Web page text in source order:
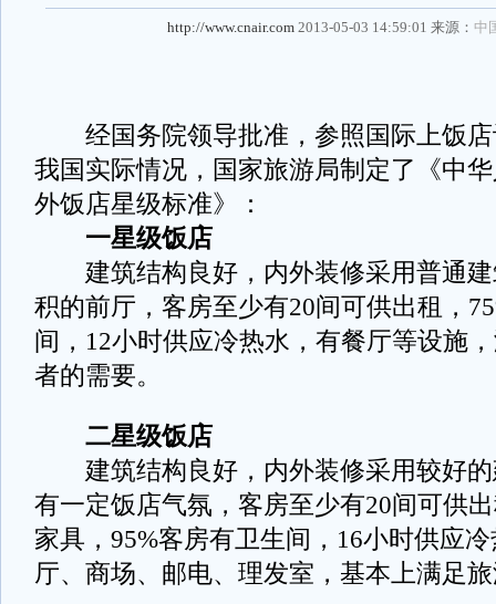
http://www.cnair.com 2013-05-03 14:59:01 来源： 中
经国务院领导批准，参照国际上饭店
我国实际情况，国家旅游局制定了《中
外饭店星级标准》：
一星级饭店
建筑结构良好，内外装修采用普通建
积的前厅，客房至少有20间可供出租，
间，12小时供应冷热水，有餐厅等设施
者的需要。
二星级饭店
建筑结构良好，内外装修采用较好的
有一定饭店气氛，客房至少有20间可供
家具，95%客房有卫生间，16小时供应
厅、商场、邮电、理发室，基本上满足